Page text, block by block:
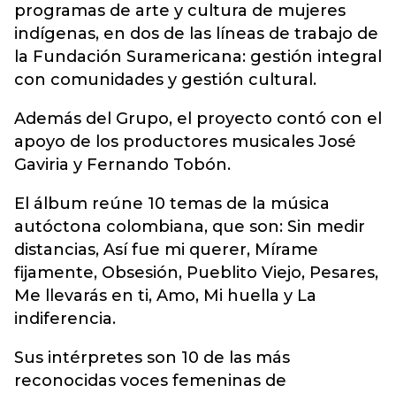
programas de arte y cultura de mujeres
indígenas, en dos de las líneas de trabajo de
la Fundación Suramericana: gestión integral
con comunidades y gestión cultural.
Además del Grupo, el proyecto contó con el
apoyo de los productores musicales José
Gaviria y Fernando Tobón.
El álbum reúne 10 temas de la música
autóctona colombiana, que son: Sin medir
distancias, Así fue mi querer, Mírame
fijamente, Obsesión, Pueblito Viejo, Pesares,
Me llevarás en ti, Amo, Mi huella y La
indiferencia.
Sus intérpretes son 10 de las más
reconocidas voces femeninas de